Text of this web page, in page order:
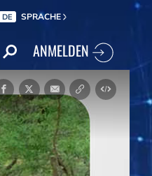
DE SPRACHE
ANMELDEN